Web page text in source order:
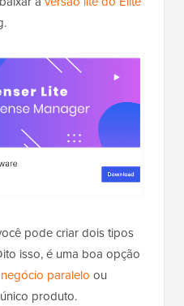
pode criar dois tipos
isso, é uma boa opção
paralelo ou
produto.